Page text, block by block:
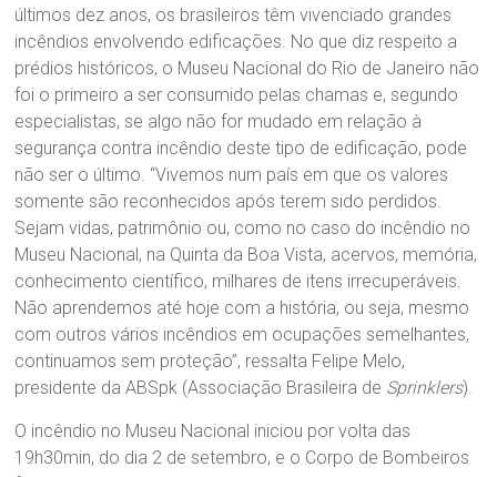
últimos dez anos, os brasileiros têm vivenciado grandes
incêndios envolvendo edificações. No que diz respeito a
prédios históricos, o Museu Nacional do Rio de Janeiro não
foi o primeiro a ser consumido pelas chamas e, segundo
especialistas, se algo não for mudado em relação à
segurança contra incêndio deste tipo de edificação, pode
não ser o último. “Vivemos num país em que os valores
somente são reconhecidos após terem sido perdidos.
Sejam vidas, patrimônio ou, como no caso do incêndio no
Museu Nacional, na Quinta da Boa Vista, acervos, memória,
conhecimento científico, milhares de itens irrecuperáveis.
Não aprendemos até hoje com a história, ou seja, mesmo
com outros vários incêndios em ocupações semelhantes,
continuamos sem proteção”, ressalta Felipe Melo,
presidente da ABSpk (Associação Brasileira de Sprinklers).
O incêndio no Museu Nacional iniciou por volta das
19h30min, do dia 2 de setembro, e o Corpo de Bombeiros